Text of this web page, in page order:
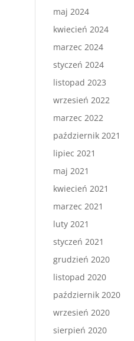
maj 2024
kwiecień 2024
marzec 2024
styczeń 2024
listopad 2023
wrzesień 2022
marzec 2022
październik 2021
lipiec 2021
maj 2021
kwiecień 2021
marzec 2021
luty 2021
styczeń 2021
grudzień 2020
listopad 2020
październik 2020
wrzesień 2020
sierpień 2020